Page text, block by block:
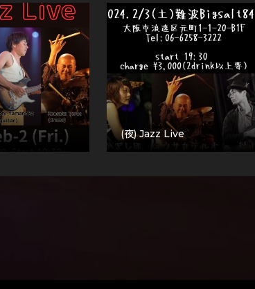
(夜) Jazz Live